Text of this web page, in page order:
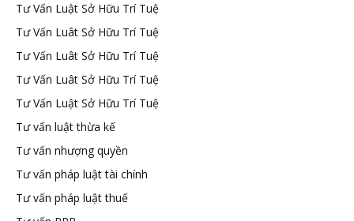
Tư Vấn Luật Sở Hữu Trí Tuệ
Tư Vấn Luât Sở Hữu Trí Tuệ
Tư Vấn Luât Sở Hữu Trí Tuệ
Tư Vấn Luât Sở Hữu Trí Tuệ
Tư Vấn Luật Sở Hữu Trí Tuệ
Tư vấn luật thừa kế
Tư vấn nhượng quyền
Tư vấn pháp luật tài chính
Tư vấn pháp luật thuế